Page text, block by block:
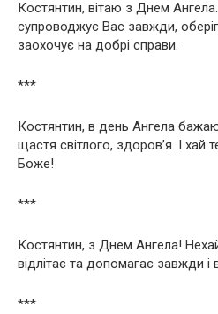
Костянтин, вітаю з Днем
супроводжує Вас завжди,
заохочує на добрі справи.
***
Костянтин, в день Ангела
щастя світлого, здоров’я. І хай
Боже!
***
Костянтин, з Днем Ангела!
відлітає та допомагає завжди і
***